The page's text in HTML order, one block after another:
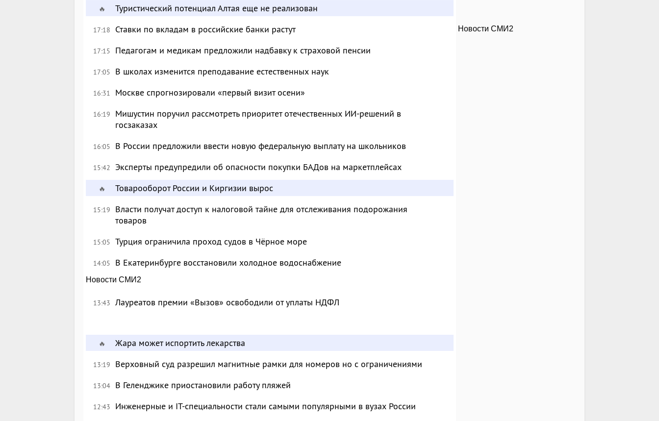
🔥 Туристический потенциал Алтая еще не реализован
17:18 Ставки по вкладам в российские банки растут
17:15 Педагогам и медикам предложили надбавку к страховой пенсии
17:05 В школах изменится преподавание естественных наук
16:31 Москве спрогнозировали «первый визит осени»
16:19
Мишустин поручил рассмотреть приоритет отечественных ИИ-решений в
госзаказах
16:05 В России предложили ввести новую федеральную выплату на школьников
15:42 Эксперты предупредили об опасности покупки БАДов на маркетплейсах
🔥 Товарооборот России и Киргизии вырос
15:19
Власти получат доступ к налоговой тайне для отслеживания подорожания
товаров
15:05 Турция ограничила проход судов в Чёрное море
14:05 В Екатеринбурге восстановили холодное водоснабжение
Новости СМИ2
13:43 Лауреатов премии «Вызов» освободили от уплаты НДФЛ
🔥 Жара может испортить лекарства
13:19 Верховный суд разрешил магнитные рамки для номеров но с ограничениями
13:04 В Геленджике приостановили работу пляжей
12:43 Инженерные и IT-специальности стали самыми популярными в вузах России
Новости СМИ2